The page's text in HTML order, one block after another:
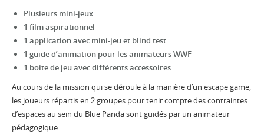
Plusieurs mini-jeux
1 film aspirationnel
1 application avec mini-jeu et blind test
1 guide d’animation pour les animateurs WWF
1 boite de jeu avec différents accessoires
Au cours de la mission qui se déroule à la manière d’un escape game,
les joueurs répartis en 2 groupes pour tenir compte des contraintes
d’espaces au sein du Blue Panda sont guidés par un animateur
pédagogique.